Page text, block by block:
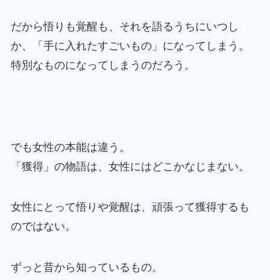
だから悟りも覚醒も、それを語るうちにいつし
か、「手に入れたすごいもの」になってしまう。
特別なものになってしまうのだろう。
でも女性の本能は違う。
「獲得」の物語は、女性にはどこかなじまない。
女性にとって悟りや覚醒は、頑張って獲得するも
のではない。
ずっと昔から知っているもの。